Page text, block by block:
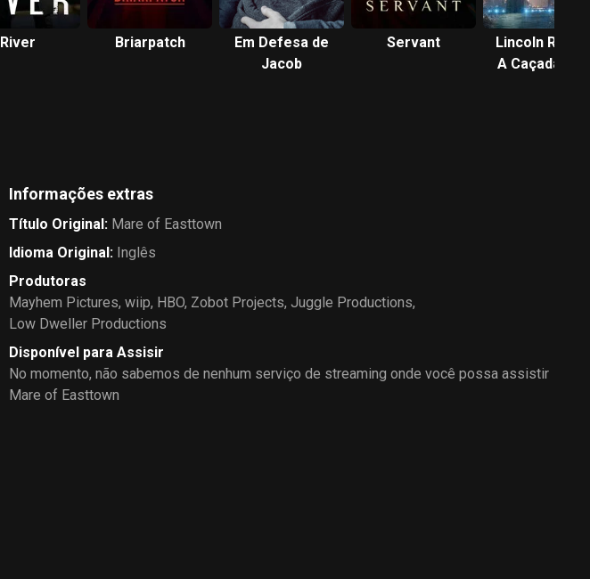
River Briarpatch
Em Defesa de
Jacob
Servant
Lincoln
A Caçada
Informações extras
Título Original: Mare of Easttown
Idioma Original: Inglês
Produtoras
Mayhem Pictures, wiip, HBO, Zobot Projects, Juggle Productions,
Low Dweller Productions
Disponível para Assisir
No momento, não sabemos de nenhum serviço de streaming onde você possa assistir
Mare of Easttown